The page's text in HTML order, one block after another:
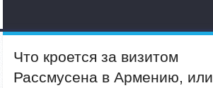
Что кроется за визитом
Рассмусена в Армению, или